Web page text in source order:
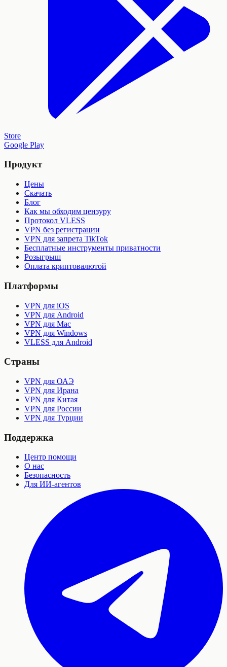
Store
Google Play
Продукт
Цены
Скачать
Блог
Как мы обходим цензуру
Протокол VLESS
VPN без регистрации
VPN для запрета TikTok
Бесплатные инструменты приватности
Розыгрыш
Оплата криптовалютой
Платформы
VPN для iOS
VPN для Android
VPN для Mac
VPN для Windows
VLESS для Android
Страны
VPN для ОАЭ
VPN для Ирана
VPN для Китая
VPN для России
VPN для Турции
Поддержка
Центр помощи
О нас
Безопасность
Для ИИ-агентов